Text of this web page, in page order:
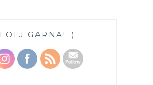
FÖLJ GÄRNA! :)